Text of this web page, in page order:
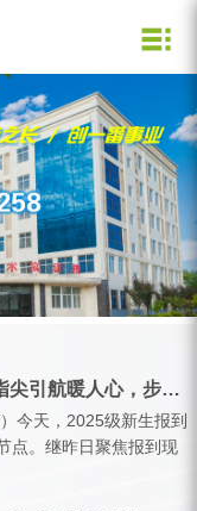
学院概况
学院领导
部门设置
学院标识
招生信息
专业设置
通知公告
海棠要闻
媒体海棠
学院风采
学院视频
党政建设
团员在线
教学新闻
教学公告
学术研究
技能大赛
师资力量
学工动态
学生服务
学生资助
公寓管理
心理健康
就业
创业
校企合作
校长信箱
图 书 馆
规章制度
学院校历
校车时刻表
开学首日：指尖引航暖人心，步履丈量迎新路
今天，2025级新生报到
点。继昨日聚焦报到现
，今日校园里最动人的
们礼貌的指引手势里，